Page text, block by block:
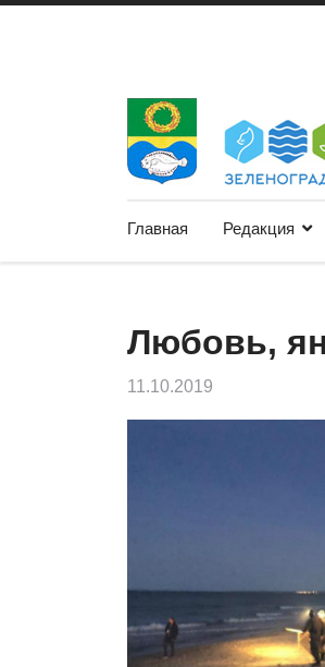
Главная Редакция
Любовь,
11.10.2019